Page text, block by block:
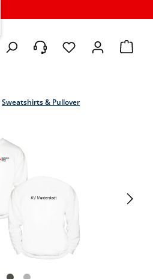
Du hast 0
Sweatshirts & Pullover